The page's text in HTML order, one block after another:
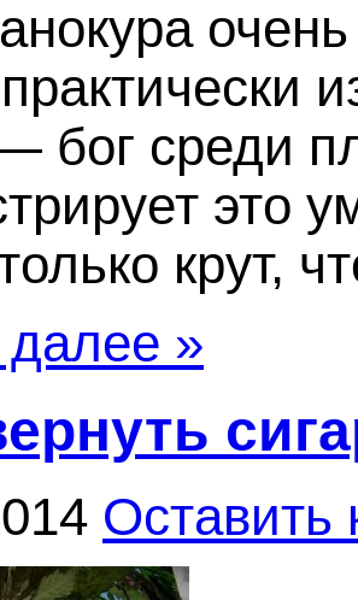
бог среди
это
крут,
далее »
Оставить